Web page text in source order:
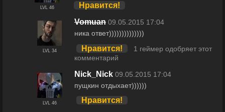
LVL 46 Нравится!
LVL 34
Vomuan 09.05.2015 17:04
ника ответ))))))))))))))
Нравится!
1 геймер одобряет этот
комментарий
LVL 46
Nick_Nick 09.05.2015 17:04
пущкин отдыхает))))))
Нравится!